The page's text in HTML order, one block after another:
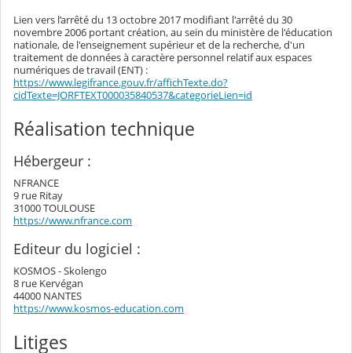
Lien vers l’arrêté du 13 octobre 2017 modifiant l'arrêté du 30
novembre 2006 portant création, au sein du ministère de l'éducation
nationale, de l'enseignement supérieur et de la recherche, d'un
traitement de données à caractère personnel relatif aux espaces
numériques de travail (ENT) :
https://www.legifrance.gouv.fr/affichTexte.do?
cidTexte=JORFTEXT000035840537&categorieLien=id
Réalisation technique
Hébergeur :
NFRANCE
9 rue Ritay
31000 TOULOUSE
https://www.nfrance.com
Editeur du logiciel :
KOSMOS - Skolengo
8 rue Kervégan
44000 NANTES
https://www.kosmos-education.com
Litiges